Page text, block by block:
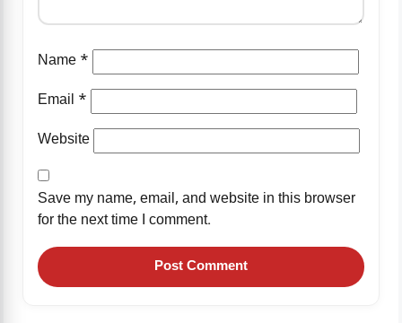
Name *
Email *
Website
Save my name, email, and website in this browser
for the next time I comment.